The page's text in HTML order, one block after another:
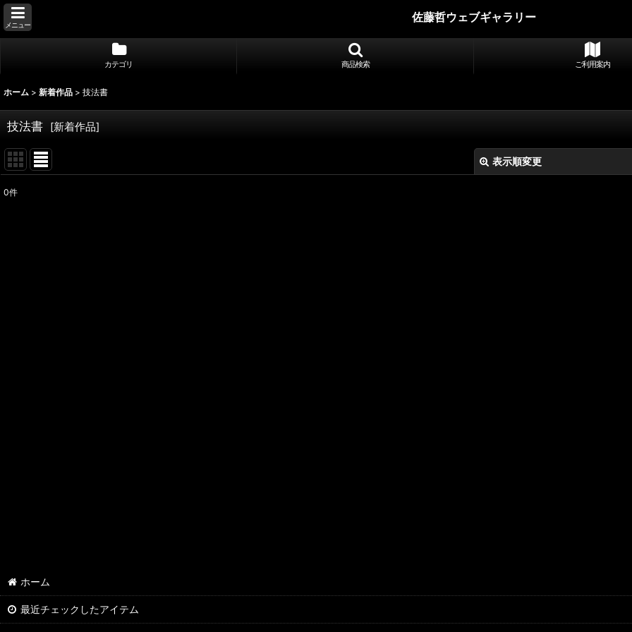
メニュー
佐藤哲ウェブギャラリー
カテゴリ 商品検索 ご利用案内
ホーム > 新着作品 > 技法書
技法書 [新着作品]
表示順変更
0件
ホーム
最近チェックしたアイテム